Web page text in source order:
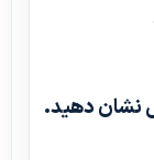
نشان دهید.